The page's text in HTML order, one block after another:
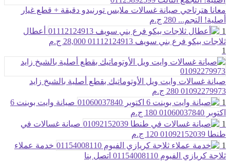
معانا هترتاحي صيانة غسالات ملابس تورنيدو دقيقة + قطع غيار
أصلية! التجم... 280 ج.م
1
أعطال
ثلاجات بيكو فرع بني سويف 01112124913
28,000 ج.م
1
صيانة غسالات وايت ويل الأوتوماتيك بقطع أصلية بالشيخ زايد
01092279973 280 ج.م
1
صيانة وايت بوينت 6
اكتوبر 01060037840
180 ج.م
1
صيانة غسالات في
طنطا 01092152039
120 ج.م
1
خدمة عملاء
ثلاجة كريازي الفيوم 01154008110
اتصل بنا